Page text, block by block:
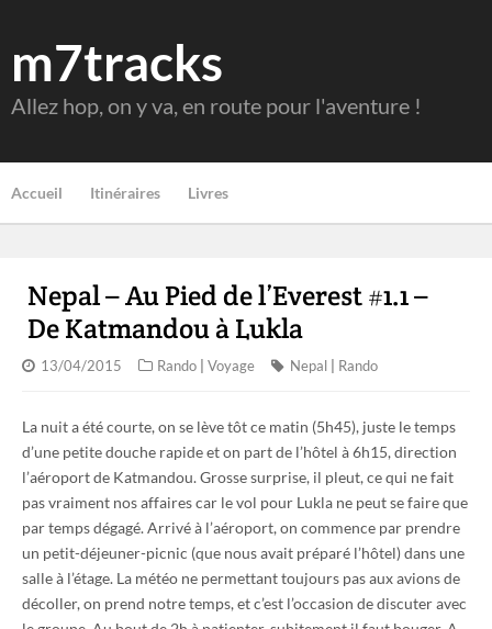
m7tracks
Allez hop, on y va, en route pour l'aventure !
Accueil Itinéraires Livres
Nepal – Au Pied de l’Everest #1.1 –
De Katmandou à Lukla
13/04/2015 Rando Voyage Nepal Rando
La nuit a été courte, on se lève tôt ce matin (5h45), juste le temps
d’une petite douche rapide et on part de l’hôtel à 6h15, direction
l’aéroport de Katmandou. Grosse surprise, il pleut, ce qui ne fait
pas vraiment nos affaires car le vol pour Lukla ne peut se faire que
par temps dégagé. Arrivé à l’aéroport, on commence par prendre
un petit-déjeuner-picnic (que nous avait préparé l’hôtel) dans une
salle à l’étage. La météo ne permettant toujours pas aux avions de
décoller, on prend notre temps, et c’est l’occasion de discuter avec